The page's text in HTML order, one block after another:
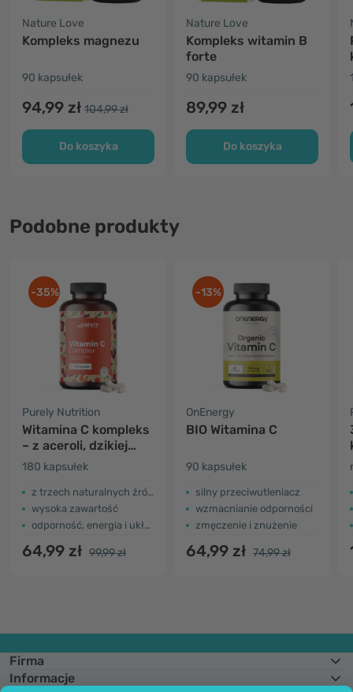
Nature Love
Kompleks magnezu
90 kapsułek
94,99 zł 104,99 zł
Do koszyka
Nature Love
Kompleks witamin B
forte
90 kapsułek
89,99 zł
Do koszyka
Podobne produkty
-35%
Purely Nutrition
Witamina C kompleks
– z aceroli, dzikiej
róży i camu camu
180 kapsułek
z trzech naturalnych źródeł
wysoka zawartość
odporność, energia i układ nerwowy
64,99 zł 99,99 zł
-13%
OnEnergy
BIO Witamina C
90 kapsułek
silny przeciwutleniacz
wzmacnianie odporności
zmęczenie i znużenie
64,99 zł 74,99 zł
Firma
Informacje